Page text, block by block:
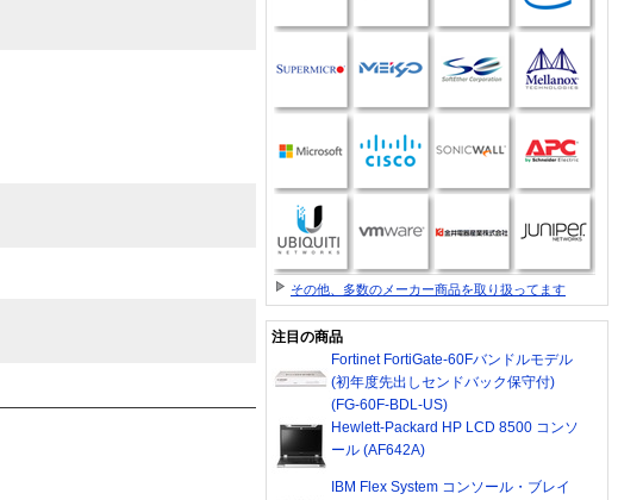
その他、多数のメーカー商品を取り扱ってます
注目の商品
Fortinet FortiGate-60Fバンドルモデル
(初年度先出しセンドバック保守付)
(FG-60F-BDL-US)
Hewlett-Packard HP LCD 8500 コンソ
ール (AF642A)
IBM Flex System コンソール・ブレイ